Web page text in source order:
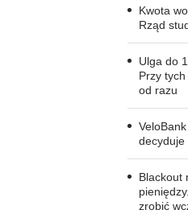
Kwota
Rząd
Ulga do
Przy
od razu
decyduje
Blackout
zrobić